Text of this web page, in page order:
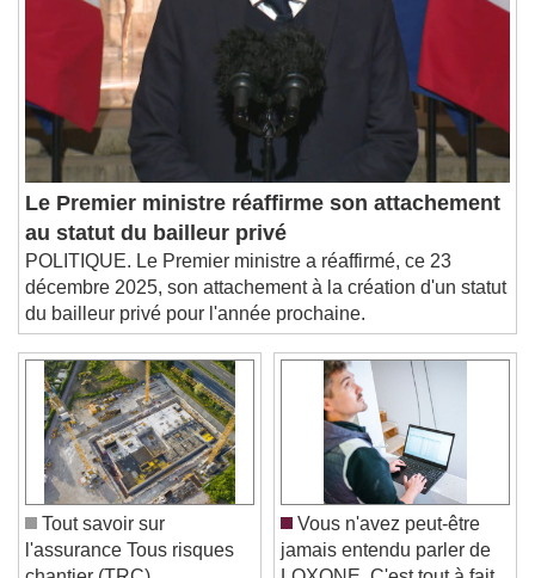
Descriptions
descriptions off
, selected
Subtitles
subtitles settings , opens subtitles
settings dialog
, selected
Audio Track
Picture-in-Picture
Fullscreen
This is a modal window.
Beginning of dialog window. Escape will cancel
and close the window.
Text
Color Opacity
Text Background
Color Opacity
Caption Area Background
Le Premier ministre réaffirme son attachement
au statut du bailleur privé
POLITIQUE. Le Premier ministre a réaffirmé, ce 23
décembre 2025, son attachement à la création d'un statut
du bailleur privé pour l'année prochaine.
Tout savoir sur
l'assurance Tous risques
Vous n'avez peut-être
jamais entendu parler de